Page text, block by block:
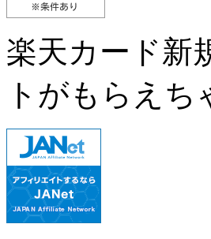
楽天カード新
トがもらえ